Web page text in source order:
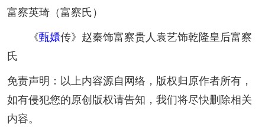
富察英琦（富察氏）
《甄嬛传》赵秦饰富察贵人袁艺饰乾隆皇后富察
氏
免责声明：以上内容源自网络，版权归原作者所有，
如有侵犯您的原创版权请告知，我们将尽快删除相关
内容。